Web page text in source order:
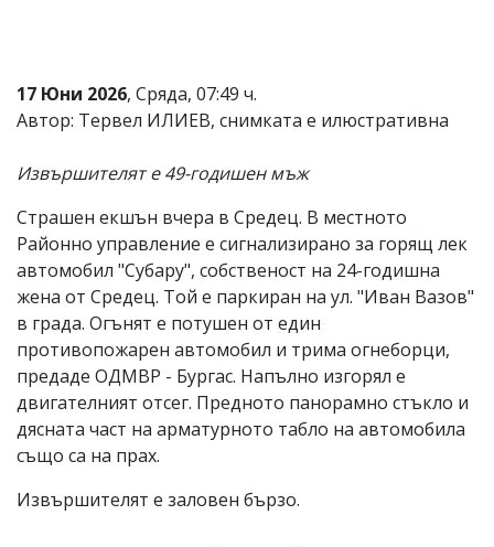
от
читателите
и
не
носи
за
тях!
Ако
обиден
за
вас
коментар,
моля
сигнализирайте
ни!
17 Юни 2026, Сряда, 07:49 ч.
Автор: Тервел ИЛИЕВ, снимката е илюстративна
Извършителят е 49-годишен мъж
Страшен екшън вчера в Средец. В местното
Районно управление е сигнализирано за горящ лек
автомобил "Субару", собственост на 24-годишна
жена от Средец. Той е паркиран на ул. "Иван Вазов"
в града. Огънят е потушен от един
противопожарен автомобил и трима огнеборци,
предаде ОДМВР - Бургас. Напълно изгорял е
двигателният отсег. Предното панорамно стъкло и
дясната част на арматурното табло на автомобила
също са на прах.
Извършителят е заловен бързо.